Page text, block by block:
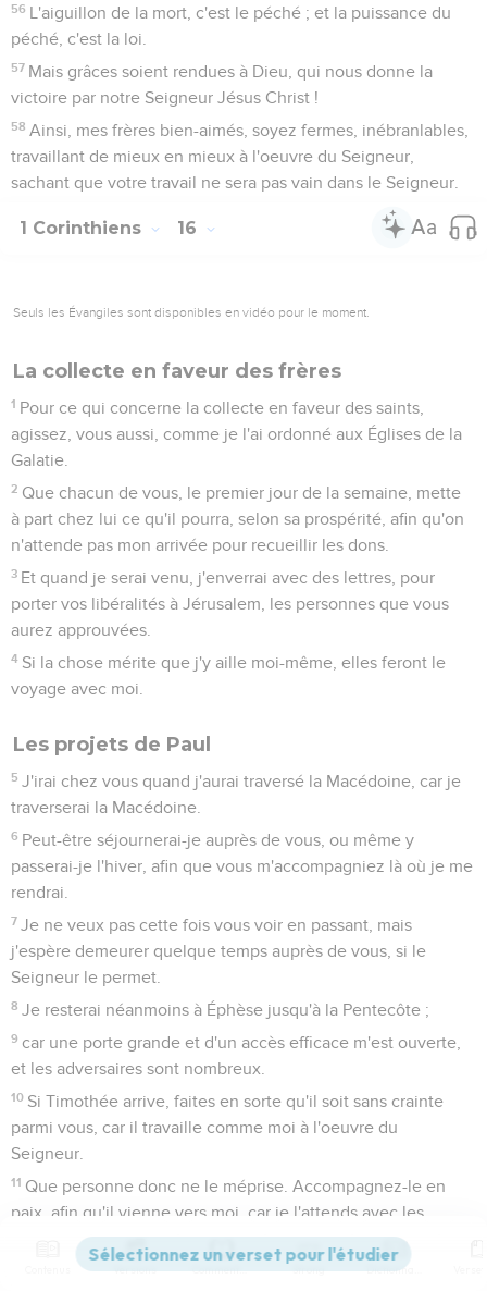
56 L'aiguillon de la mort, c'est le péché ; et la puissance du
péché, c'est la loi.
57 Mais grâces soient rendues à Dieu, qui nous donne la
victoire par notre Seigneur Jésus Christ !
58 Ainsi, mes frères bien-aimés, soyez fermes, inébranlables,
travaillant de mieux en mieux à l'oeuvre du Seigneur,
sachant que votre travail ne sera pas vain dans le Seigneur.
1 Corinthiens 16
Seuls les Évangiles sont disponibles en vidéo pour le moment.
La collecte en faveur des frères
1 Pour ce qui concerne la collecte en faveur des saints,
agissez, vous aussi, comme je l'ai ordonné aux Églises de la
Galatie.
2 Que chacun de vous, le premier jour de la semaine, mette
à part chez lui ce qu'il pourra, selon sa prospérité, afin qu'on
n'attende pas mon arrivée pour recueillir les dons.
3 Et quand je serai venu, j'enverrai avec des lettres, pour
porter vos libéralités à Jérusalem, les personnes que vous
aurez approuvées.
4 Si la chose mérite que j'y aille moi-même, elles feront le
voyage avec moi.
Les projets de Paul
5 J'irai chez vous quand j'aurai traversé la Macédoine, car je
traverserai la Macédoine.
6 Peut-être séjournerai-je auprès de vous, ou même y
passerai-je l'hiver, afin que vous m'accompagniez là où je me
rendrai.
7 Je ne veux pas cette fois vous voir en passant, mais
j'espère demeurer quelque temps auprès de vous, si le
Seigneur le permet.
8 Je resterai néanmoins à Éphèse jusqu'à la Pentecôte ;
9 car une porte grande et d'un accès efficace m'est ouverte,
et les adversaires sont nombreux.
10 Si Timothée arrive, faites en sorte qu'il soit sans crainte
parmi vous, car il travaille comme moi à l'oeuvre du
Seigneur.
11 Que personne donc ne le méprise. Accompagnez-le en
paix, afin qu'il vienne vers moi, car je l'attends avec les
Pour ce qui est du frère Apollos, je l'ai beaucoup exhorté à
Versions Commentaires Strong